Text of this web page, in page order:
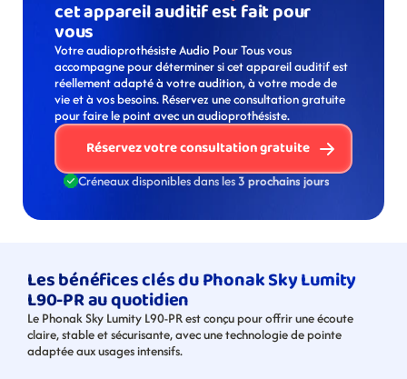
cet appareil auditif est fait pour
vous
Votre audioprothésiste Audio Pour Tous vous
accompagne pour déterminer si cet appareil auditif est
réellement adapté à votre audition, à votre mode de
vie et à vos besoins. Réservez une consultation gratuite
pour faire le point avec un audioprothésiste.
Réservez votre consultation gratuite
Créneaux disponibles dans les 3 prochains jours
Les bénéfices clés du Phonak Sky Lumity
L90-PR au quotidien
Le Phonak Sky Lumity L90-PR est conçu pour offrir une écoute
claire, stable et sécurisante, avec une technologie de pointe
adaptée aux usages intensifs.